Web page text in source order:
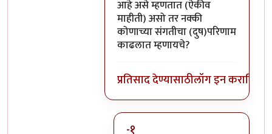
आहे असे म्हणतात (ऐकीव
माहीती) असो तर नक्की
कोणाच्या संगतीचा (दुष)परिणाम
काढलात म्हणायचे?
प्रतिसाद देण्यासाठीलॉग इन कराकिंवा
-१